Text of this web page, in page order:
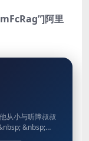
阿里
从小与听障叔叔
&nbsp;…